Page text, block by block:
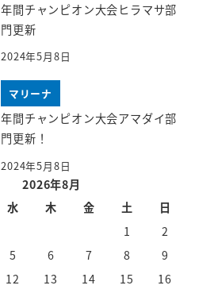
年間チャンピオン大会ヒラマサ部
門更新
2024年5月8日
マリーナ
年間チャンピオン大会アマダイ部
門更新！
2024年5月8日
2026年8月
水 木 金 土
日
1
2
5 6 7 8
9
12 13 14 15
16